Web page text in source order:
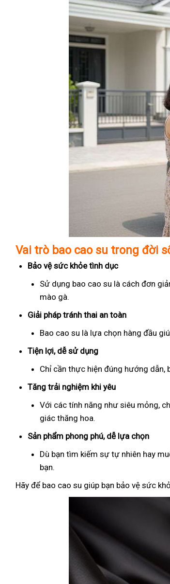
Vai trò bao cao su trong đời
Bảo vệ sức khỏe tình dục
Sử dụng bao cao su là cách đơn
mào gà.
Giải pháp tránh thai an toàn
Bao cao su là lựa chọn hàng đầu
Tiện lợi, dễ sử dụng
Chỉ cần thực hiện đúng hướng
Tăng trải nghiệm khi yêu
Với các tính năng như siêu mỏng,
giác thăng hoa.
Sản phẩm phong phú, dễ lựa chọn
Dù bạn tìm kiếm sự tự nhiên hay
bạn.
Hãy để bao cao su giúp bạn bảo vệ sức